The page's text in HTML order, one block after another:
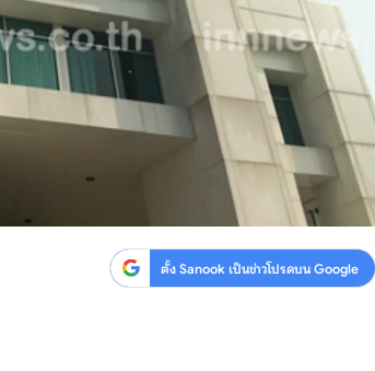
ตั้ง Sanook เป็นข่าวโปรดบน Google